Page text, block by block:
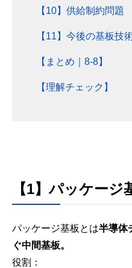
【10】供給制約問題
【11】今後の基板技
【まとめ｜8-8】
【理解チェック】
【1】パッケージ
パッケージ基板とは半導体
ぐ中間基板。
役割：